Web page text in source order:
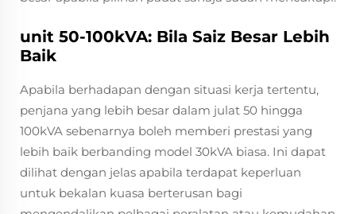
unit 50-100kVA: Bila Saiz Besar Lebih
Baik
Apabila berhadapan dengan situasi kerja tertentu,
penjana yang lebih besar dalam julat 50 hingga
100kVA sebenarnya boleh memberi prestasi yang
lebih baik berbanding model 30kVA biasa. Ini dapat
dilihat dengan jelas apabila terdapat keperluan
untuk bekalan kuasa berterusan bagi